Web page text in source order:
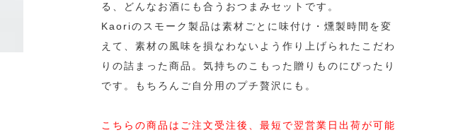
る、どんなお酒にも合うおつまみセットです。
Kaoriのスモーク製品は素材ごとに味付け・燻製時間を変
えて、素材の風味を損なわないよう作り上げられたこだわ
りの詰まった商品。気持ちのこもった贈りものにぴったり
です。もちろんご自分用のプチ贅沢にも。
こちらの商品はご注文受注後、最短で翌営業日出荷が可能